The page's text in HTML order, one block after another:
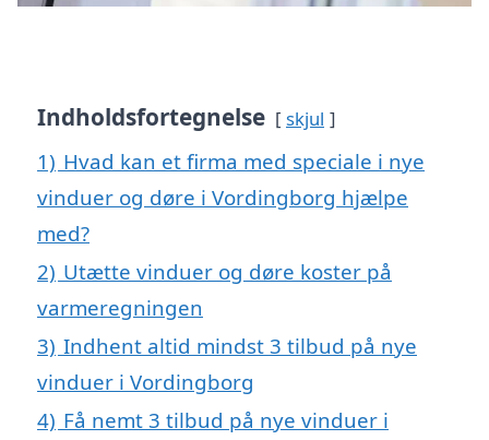
Indholdsfortegnelse skjul
1) Hvad kan et firma med speciale i nye
vinduer og døre i Vordingborg hjælpe
med?
2) Utætte vinduer og døre koster på
varmeregningen
3) Indhent altid mindst 3 tilbud på nye
vinduer i Vordingborg
4) Få nemt 3 tilbud på nye vinduer i